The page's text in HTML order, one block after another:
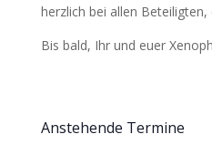
herzlich bei allen
Bis bald, Ihr und euer
Anstehende Termine